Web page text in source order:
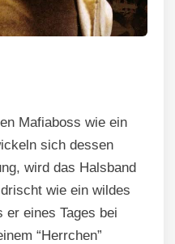
Mafiaboss wie ein
sich dessen
wird das Halsband
wie ein wildes
er eines Tages bei
“Herrchen”